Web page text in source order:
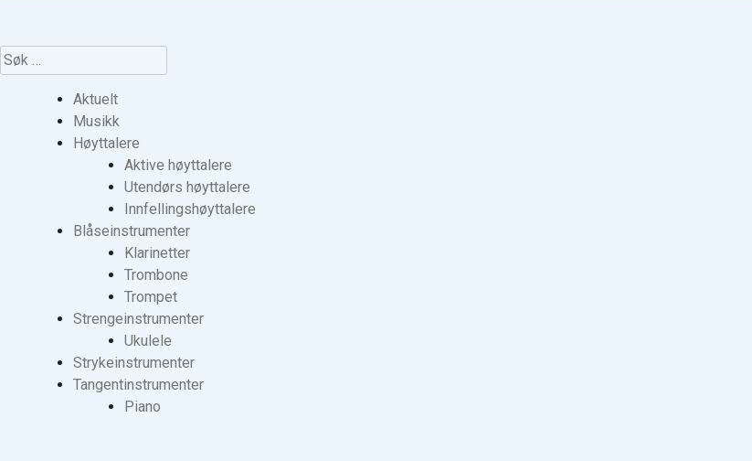
Søk
etter:
Aktuelt
Musikk
Høyttalere
Aktive høyttalere
Utendørs høyttalere
Innfellingshøyttalere
Blåseinstrumenter
Klarinetter
Trombone
Trompet
Strengeinstrumenter
Ukulele
Strykeinstrumenter
Tangentinstrumenter
Piano